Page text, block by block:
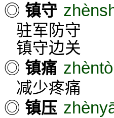
◎ 镇守
驻军防守
镇守边关
◎ 镇痛
减少疼痛
◎ 镇压